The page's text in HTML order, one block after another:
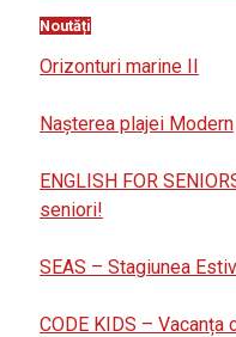
Noutăți
Orizonturi marine II
Nașterea plajei Modern
ENGLISH FOR
seniori!
SEAS – Stagiunea
CODE KIDS – Vacanța